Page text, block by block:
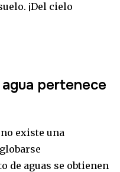
¡Del cielo
pertenece
existe una
de aguas se obtienen